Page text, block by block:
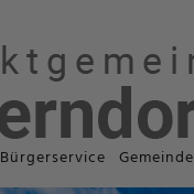
Bürgerservice Gemeinde